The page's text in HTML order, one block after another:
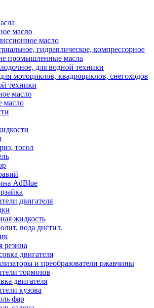
масло
масло
гидравлическое, компрессорное
промышленные масла
для водной техники
мотоциклов, квадроциклов, снегоходов
техники
масло
масло
тосол
AdBlue
двигателя
жидкость
вода дистил.
резина
двигателя
и преобразователи ржавчины
тормозов
двигателя
кузова
фар